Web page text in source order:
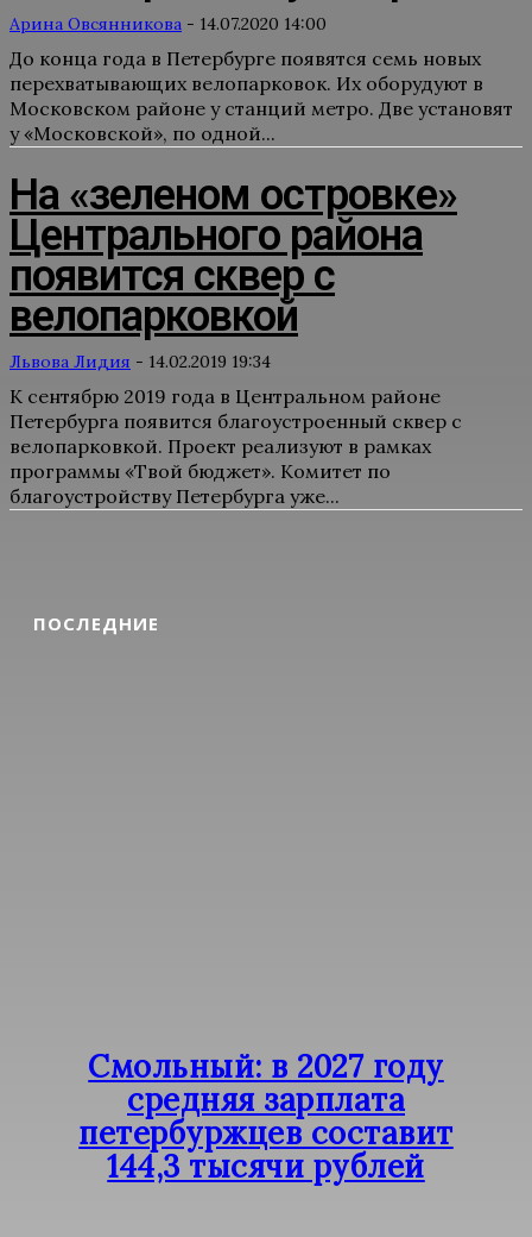
ПОСЛЕДНИЕ
Смольный: в 2027 году
средняя зарплата
петербуржцев составит
144,3 тысячи рублей
Арина Овсянникова - 14.07.2020 14:00
До конца года в Петербурге появятся семь новых
перехватывающих велопарковок. Их оборудуют в
Московском районе у станций метро. Две установят
у «Московской», по одной...
На «зеленом островке»
Центрального района
появится сквер с
велопарковкой
Львова Лидия - 14.02.2019 19:34
К сентябрю 2019 года в Центральном районе
Петербурга появится благоустроенный сквер с
велопарковкой. Проект реализуют в рамках
программы «Твой бюджет». Комитет по
благоустройству Петербурга уже...